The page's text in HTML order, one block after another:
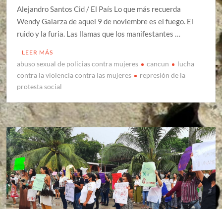
Alejandro Santos Cid / El País Lo que más recuerda
Wendy Galarza de aquel 9 de noviembre es el fuego. El
ruido y la furia. Las llamas que los manifestantes …
LEER MÁS
abuso sexual de policias contra mujeres cancun
lucha
contra la violencia contra las mujeres
represión de la
protesta social